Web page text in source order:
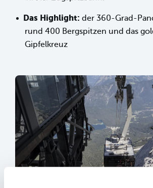
Das Highlight: der 360-Grad-
rund 400 Bergspitzen und das
Gipfelkreuz
sr.lightbox.Bild vergrößern